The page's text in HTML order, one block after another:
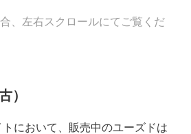
、左右スクロールにてご覧くだ
）
トにおいて、販売中のユーズドは